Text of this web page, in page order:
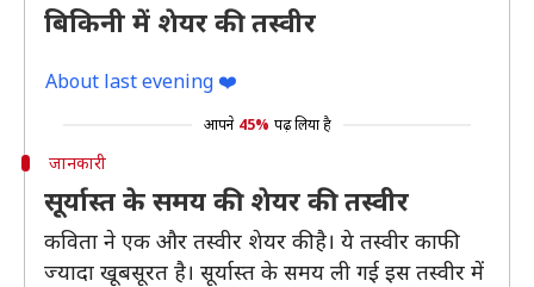
बिकिनी में शेयर की तस्वीर
About last evening ❤️
आपने 45% पढ़ लिया है
जानकारी
सूर्यास्त के समय की शेयर की तस्वीर
कविता ने एक और तस्वीर शेयर की है। ये तस्वीर काफी
ज्यादा खूबसूरत है। सूर्यास्त के समय ली गई इस तस्वीर में